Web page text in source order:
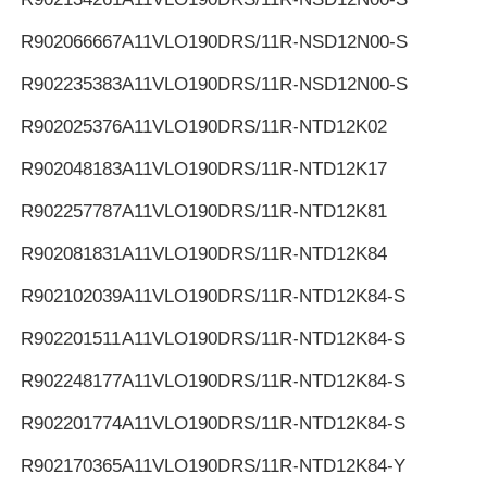
R902066667A11VLO190DRS/11R-NSD12N00-S
R902235383A11VLO190DRS/11R-NSD12N00-S
R902025376A11VLO190DRS/11R-NTD12K02
R902048183A11VLO190DRS/11R-NTD12K17
R902257787A11VLO190DRS/11R-NTD12K81
R902081831A11VLO190DRS/11R-NTD12K84
R902102039A11VLO190DRS/11R-NTD12K84-S
R902201511A11VLO190DRS/11R-NTD12K84-S
R902248177A11VLO190DRS/11R-NTD12K84-S
R902201774A11VLO190DRS/11R-NTD12K84-S
R902170365A11VLO190DRS/11R-NTD12K84-Y